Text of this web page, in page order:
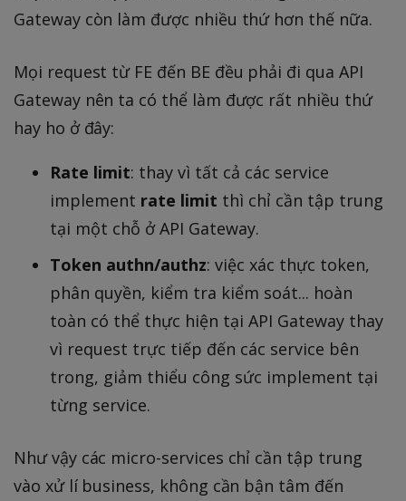
Gateway còn làm được nhiều thứ hơn thế nữa.
Mọi request từ FE đến BE đều phải đi qua API
Gateway nên ta có thể làm được rất nhiều thứ
hay ho ở đây:
Rate limit: thay vì tất cả các service
implement rate limit thì chỉ cần tập trung
tại một chỗ ở API Gateway.
Token authn/authz: việc xác thực token,
phân quyền, kiểm tra kiểm soát... hoàn
toàn có thể thực hiện tại API Gateway thay
vì request trực tiếp đến các service bên
trong, giảm thiểu công sức implement tại
từng service.
Như vậy các micro-services chỉ cần tập trung
vào xử lí business, không cần bận tâm đến